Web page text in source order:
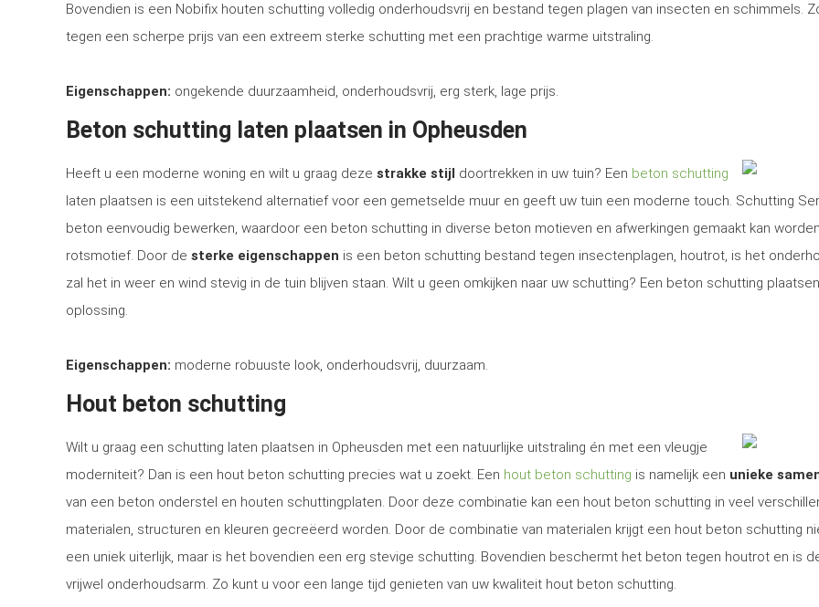
Bovendien is een Nobifix houten schutting volledig onderhoudsvrij en bestand tegen plagen van insecten en schimmels.
tegen een scherpe prijs van een extreem sterke schutting met een prachtige warme uitstraling.
Eigenschappen: ongekende duurzaamheid, onderhoudsvrij, erg sterk, lage prijs.
Beton schutting laten plaatsen in Opheusden
Heeft u een moderne woning en wilt u graag deze strakke stijl doortrekken in uw tuin? Een beton schutting
laten plaatsen is een uitstekend alternatief voor een gemetselde muur en geeft uw tuin een moderne touch. Schutting
beton eenvoudig bewerken, waardoor een beton schutting in diverse beton motieven en afwerkingen gemaakt kan
rotsmotief. Door de sterke eigenschappen is een beton schutting bestand tegen insectenplagen, houtrot, is het
zal het in weer en wind stevig in de tuin blijven staan. Wilt u geen omkijken naar uw schutting? Een beton schutting
oplossing.
Eigenschappen: moderne robuuste look, onderhoudsvrij, duurzaam.
Hout beton schutting
Wilt u graag een schutting laten plaatsen in Opheusden met een natuurlijke uitstraling én met een vleugje
moderniteit? Dan is een hout beton schutting precies wat u zoekt. Een hout beton schutting is namelijk een unieke
van een beton onderstel en houten schuttingplaten. Door deze combinatie kan een hout beton schutting in veel
materialen, structuren en kleuren gecreëerd worden. Door de combinatie van materialen krijgt een hout beton schutting
een uniek uiterlijk, maar is het bovendien een erg stevige schutting. Bovendien beschermt het beton tegen houtrot en is
vrijwel onderhoudsarm. Zo kunt u voor een lange tijd genieten van uw kwaliteit hout beton schutting.